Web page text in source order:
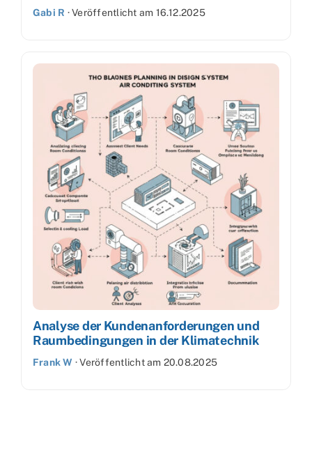
Gabi R ·Veröffentlicht am 16.12.2025
Analyse der Kundenanforderungen und
Raumbedingungen in der Klimatechnik
Frank W ·Veröffentlicht am 20.08.2025